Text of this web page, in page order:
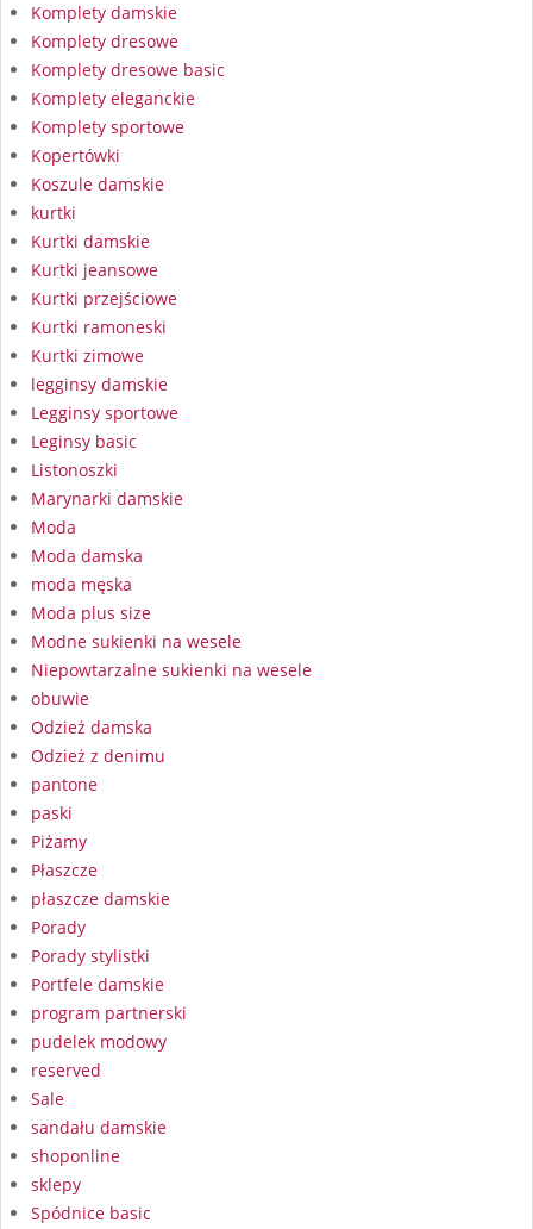
Komplety damskie
Komplety dresowe
Komplety dresowe basic
Komplety eleganckie
Komplety sportowe
Kopertówki
Koszule damskie
kurtki
Kurtki damskie
Kurtki jeansowe
Kurtki przejściowe
Kurtki ramoneski
Kurtki zimowe
legginsy damskie
Legginsy sportowe
Leginsy basic
Listonoszki
Marynarki damskie
Moda
Moda damska
moda męska
Moda plus size
Modne sukienki na wesele
Niepowtarzalne sukienki na wesele
obuwie
Odzież damska
Odzież z denimu
pantone
paski
Piżamy
Płaszcze
płaszcze damskie
Porady
Porady stylistki
Portfele damskie
program partnerski
pudelek modowy
reserved
Sale
sandału damskie
shoponline
sklepy
Spódnice basic